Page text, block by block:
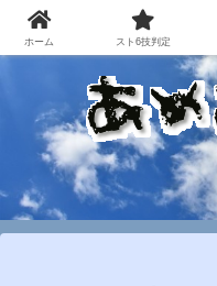
ホーム スト6技判定